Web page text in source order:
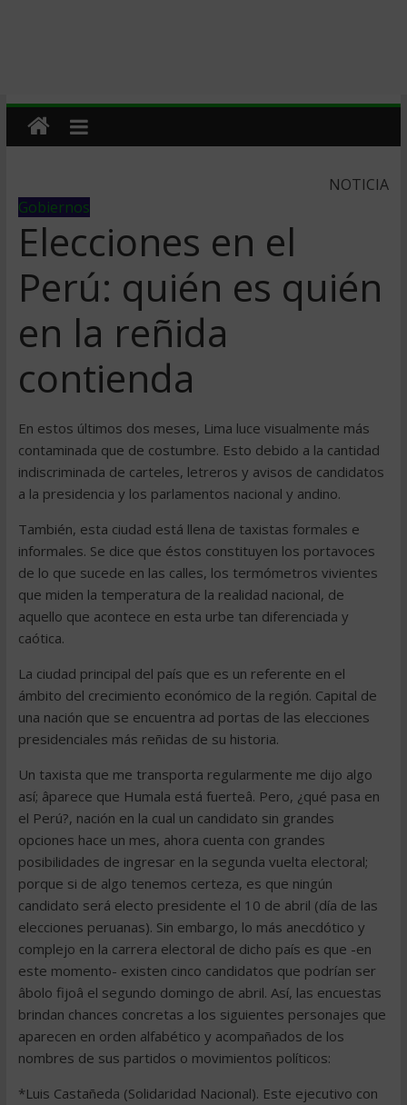
NOTICIA
Gobiernos
Elecciones en el
Perú: quién es quién
en la reñida
contienda
En estos últimos dos meses, Lima luce visualmente más
contaminada que de costumbre. Esto debido a la cantidad
indiscriminada de carteles, letreros y avisos de candidatos
a la presidencia y los parlamentos nacional y andino.
También, esta ciudad está llena de taxistas formales e
informales. Se dice que éstos constituyen los portavoces
de lo que sucede en las calles, los termómetros vivientes
que miden la temperatura de la realidad nacional, de
aquello que acontece en esta urbe tan diferenciada y
caótica.
La ciudad principal del país que es un referente en el
ámbito del crecimiento económico de la región. Capital de
una nación que se encuentra ad portas de las elecciones
presidenciales más reñidas de su historia.
Un taxista que me transporta regularmente me dijo algo
así; âparece que Humala está fuerteâ. Pero, ¿qué pasa en
el Perú?, nación en la cual un candidato sin grandes
opciones hace un mes, ahora cuenta con grandes
posibilidades de ingresar en la segunda vuelta electoral;
porque si de algo tenemos certeza, es que ningún
candidato será electo presidente el 10 de abril (día de las
elecciones peruanas). Sin embargo, lo más anecdótico y
complejo en la carrera electoral de dicho país es que -en
este momento- existen cinco candidatos que podrían ser
âbolo fijoâ el segundo domingo de abril. Así, las encuestas
brindan chances concretas a los siguientes personajes que
aparecen en orden alfabético y acompañados de los
nombres de sus partidos o movimientos políticos:
*Luis Castañeda (Solidaridad Nacional). Este ejecutivo con